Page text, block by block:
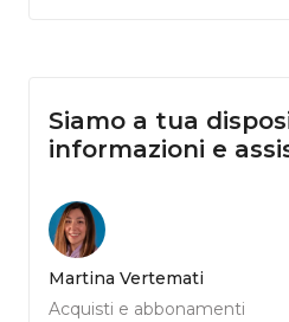
Siamo a tua
informazioni e
Martina Vertemati
Acquisti e abbonamenti